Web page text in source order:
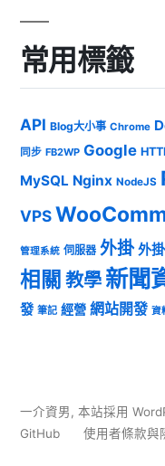
常用標籤
API Blog大小事 Chrome
同步 FB2WP Google
MySQL Nginx NodeJS
VPS
管理系統 伺服器 外掛 外
相關 教學 新聞
發 筆記 經營 網站開發 資
一介資男, 本站採用
GitHub
使用者條款與